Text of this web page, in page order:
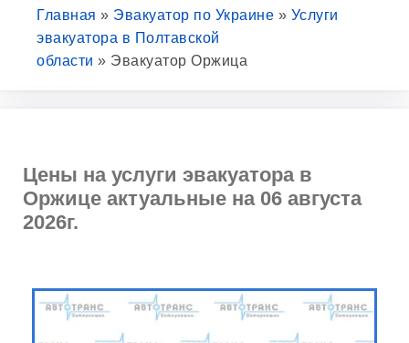
Главная » Эвакуатор по Украине » Услуги
эвакуатора в Полтавской
области » Эвакуатор Оржица
Цены на услуги эвакуатора в
Оржице актуальные на 06 августа
2026г.